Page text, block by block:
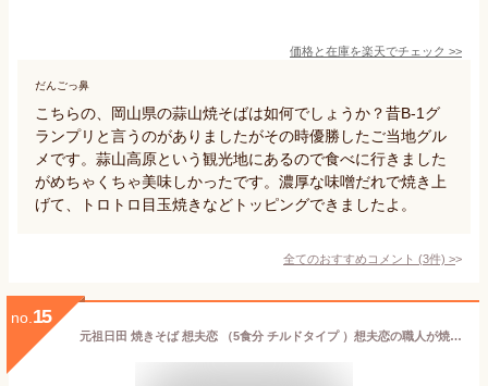
価格と在庫を楽天でチェック >>
だんごっ鼻
こちらの、岡山県の蒜山焼そばは如何でしょうか？昔B-1グ
ランプリと言うのがありましたがその時優勝したご当地グル
メです。蒜山高原という観光地にあるので食べに行きました
がめちゃくちゃ美味しかったです。濃厚な味噌だれで焼き上
げて、トロトロ目玉焼きなどトッピングできましたよ。
全てのおすすめコメント (3件) >
no. 15
元祖日田 焼きそば 想夫恋 （5食分 チルドタイプ ）想夫恋の職人が焼き上げすぐに冷凍 大分県お取り寄せグルメ 【クール】 OITA30CP_20